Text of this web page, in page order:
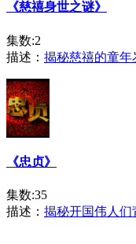
《慈禧身世之谜》
集数:2
描述： 揭秘慈禧的童年
《忠贞》
集数:35
描述： 揭秘开国伟人们